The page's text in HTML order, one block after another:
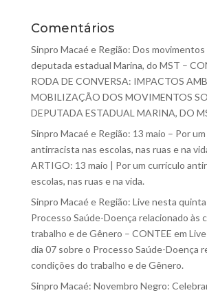
Comentários
Sinpro Macaé e Região: Dos movimentos
deputada estadual Marina, do MST –
RODA DE CONVERSA: IMPACTOS
MOBILIZAÇÃO DOS MOVIMENTOS
DEPUTADA ESTADUAL MARINA, DO
Sinpro Macaé e Região: 13 maio – Por
antirracista nas escolas, nas ruas e na
ARTIGO: 13 maio | Por um currículo
escolas, nas ruas e na vida.
Sinpro Macaé e Região: Live nesta
Processo Saúde-Doença relacionado às
trabalho e de Gênero – CONTEE em
dia 07 sobre o Processo Saúde-Doença
condições do trabalho e de Gênero.
Sinpro Macaé: Novembro Negro: